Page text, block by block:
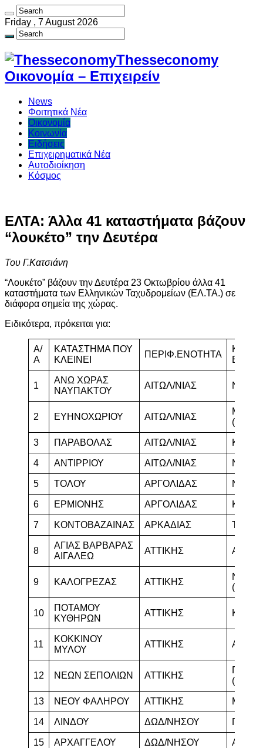
Friday , 7 August 2026
Thesseconomy
Οικονομία – Επιχειρείν
News
Φοιτητικά Νέα
Οικονομία
Κοινωνία
Ειδήσεις
Επιχειρηματικά Νέα
Αυτοδιοίκηση
Κόσμος
ΕΛΤΑ: Άλλα 41 καταστήματα βάζουν
“λουκέτο” την Δευτέρα
Του Γ.Κατσιάνη
“Λουκέτο” βάζουν την Δευτέρα 23 Οκτωβρίου άλλα 41
καταστήματα των Ελληνικών Ταχυδρομείων (ΕΛ.ΤΑ.) σε
διάφορα σημεία της χώρας.
Ειδικότερα, πρόκειται για:
Α/
Α
ΚΑΤΑΣΤΗΜΑ ΠΟΥ
ΚΛΕΙΝΕΙ
ΠΕΡΙΦ.ΕΝΟΤΗΤΑ
1
ΑΝΩ ΧΩΡΑΣ
ΝΑΥΠΑΚΤΟΥ
ΑΙΤΩΛ/ΝΙΑΣ
2 ΕΥΗΝΟΧΩΡΙΟΥ ΑΙΤΩΛ/ΝΙΑΣ
(Κ.Κ.)
3 ΠΑΡΑΒΟΛΑΣ ΑΙΤΩΛ/ΝΙΑΣ
4 ΑΝΤΙΡΡΙΟΥ ΑΙΤΩΛ/ΝΙΑΣ
5 ΤΟΛΟΥ ΑΡΓΟΛΙΔΑΣ
6 ΕΡΜΙΟΝΗΣ ΑΡΓΟΛΙΔΑΣ
7 ΚΟΝΤΟΒΑΖΑΙΝΑΣ ΑΡΚΑΔΙΑΣ
8
ΑΓΙΑΣ ΒΑΡΒΑΡΑΣ
ΑΙΓΑΛΕΩ
ΑΤΤΙΚΗΣ
9 ΚΑΛΟΓΡΕΖΑΣ ΑΤΤΙΚΗΣ
ΝΕΑΣ
(Κ.Κ.)
10
ΠΟΤΑΜΟΥ
ΚΥΘΗΡΩΝ
ΑΤΤΙΚΗΣ
11
ΚΟΚΚΙΝΟΥ
ΜΥΛΟΥ
ΑΤΤΙΚΗΣ
12 ΝΕΩΝ ΣΕΠΟΛΙΩΝ ΑΤΤΙΚΗΣ
(Κ.Κ.)
13 ΝΕΟΥ ΦΑΛΗΡΟΥ ΑΤΤΙΚΗΣ
14 ΛΙΝΔΟΥ ΔΩΔ/ΝΗΣΟΥ
15 ΑΡΧΑΓΓΕΛΟΥ ΔΩΔ/ΝΗΣΟΥ